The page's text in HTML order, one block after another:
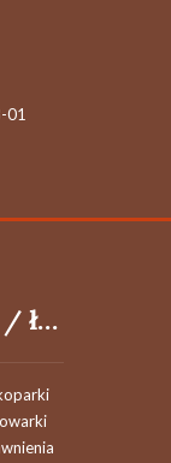
01
Operator koparki / ładowarki teleskopowej